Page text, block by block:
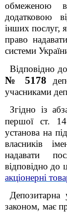
обмеженою
додатковою
інших послуг,
право
системи
Відповідно
№ 5178
учасниками
Згідно із
першої ст.
установа на
власників
надавати
відповідно до
акціонерні
Депозитарна
законом, має